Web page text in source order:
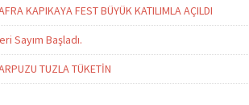
KAPIKAYA FEST BÜYÜK KATILIMLA AÇILDI
Sayım Başladı.
TUZLA TÜKETİN